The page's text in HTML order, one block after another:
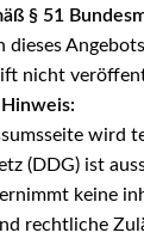
§ 51
dieses
nicht
wird
(DDG) ist
keine
rechtliche